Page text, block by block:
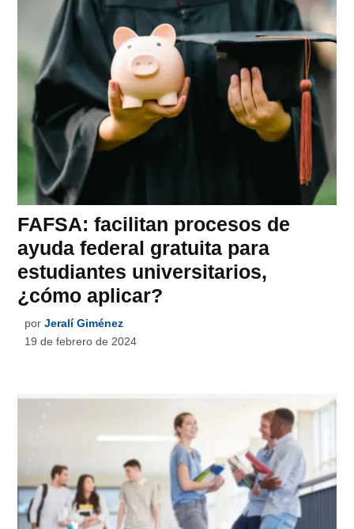
FAFSA: facilitan procesos de
ayuda federal gratuita para
estudiantes universitarios,
¿cómo aplicar?
por Jeralí Giménez
19 de febrero de 2024